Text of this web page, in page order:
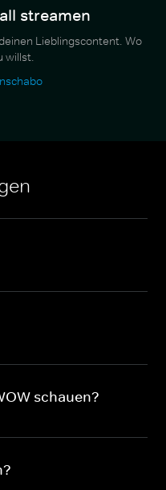
streamen
Lieblingscontent. Wo
willst.
schauen?